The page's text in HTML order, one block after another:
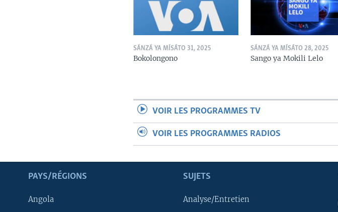
SÁNZÁ YA MÍSÁTO 31, 2025
Bokolongono
SÁNZÁ YA MÍSÁTO 28, 2025
Sango ya Mokili Lelo
VOIR LES PROGRAMMES TV
VOIR LES PROGRAMMES RADIOS
PAYS/RÉGIONS
Angola
SUJETS
Analyse/Entretien